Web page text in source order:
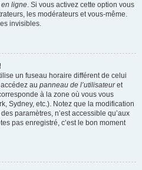
en ligne. Si vous activez cette option vous
les modérateurs et vous-même.
invisibles.
un fuseau horaire différent de celui
au panneau de l’utilisateuret
à la zone où vous vous
Sydney, etc.). Notez que la modification
paramètres, n’est accessible qu’aux
pas enregistré, c’est le bon moment